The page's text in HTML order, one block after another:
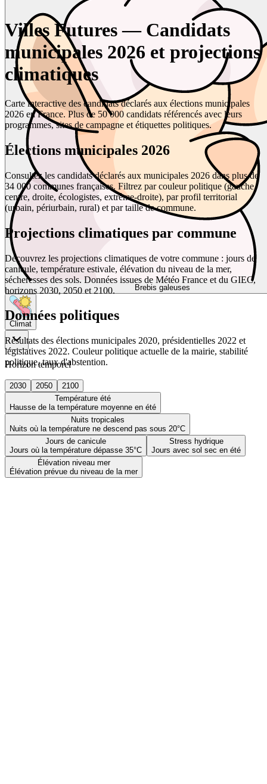
Brebis galeuses
Climat
Horizon temporel
2030 2050
2100
Température été
Hausse de la température moyenne en été
Nuits tropicales
Nuits où la température ne descend pas sous 20°C
Jours de canicule
Jours où la température dépasse 35°C
Stress hydrique
Jours avec sol sec en été
Élévation niveau mer
Élévation prévue du niveau de la mer
Villes Futures — Candidats
municipales 2026 et projections
climatiques
Carte interactive des candidats déclarés aux élections municipales
2026 en France. Plus de 50 000 candidats référencés avec leurs
programmes, sites de campagne et étiquettes politiques.
Élections municipales 2026
Consultez les candidats déclarés aux municipales 2026 dans plus de
34 000 communes françaises. Filtrez par couleur politique (gauche,
centre, droite, écologistes, extrême-droite), par profil territorial
(urbain, périurbain, rural) et par taille de commune.
Projections climatiques par commune
Découvrez les projections climatiques de votre commune : jours de
canicule, température estivale, élévation du niveau de la mer,
sécheresses des sols. Données issues de Météo France et du GIEC,
horizons 2030, 2050 et 2100.
Données politiques
Résultats des élections municipales 2020, présidentielles 2022 et
législatives 2022. Couleur politique actuelle de la mairie, stabilité
politique, taux d'abstention.